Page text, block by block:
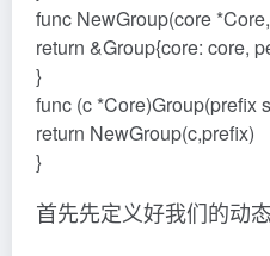
func NewGroup(core
return &Group{core: core,
}
func (c *Core)Group(prefix
return NewGroup(c,prefix)
}
首先先定义好我们的动